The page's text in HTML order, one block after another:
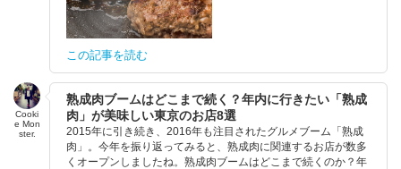
この記事を読む
Cooki
e Mon
ster.
熟成肉ブームはどこまで続く？年内に行きたい「熟成
肉」が美味しい東京のお店8選
2015年に引き続き、2016年も注目されたグルメブーム「熟成
肉」。今年を振り返ってみると、熟成肉に関連するお店が数多
くオープンしましたね。熟成肉ブームはどこまで続くのか？年